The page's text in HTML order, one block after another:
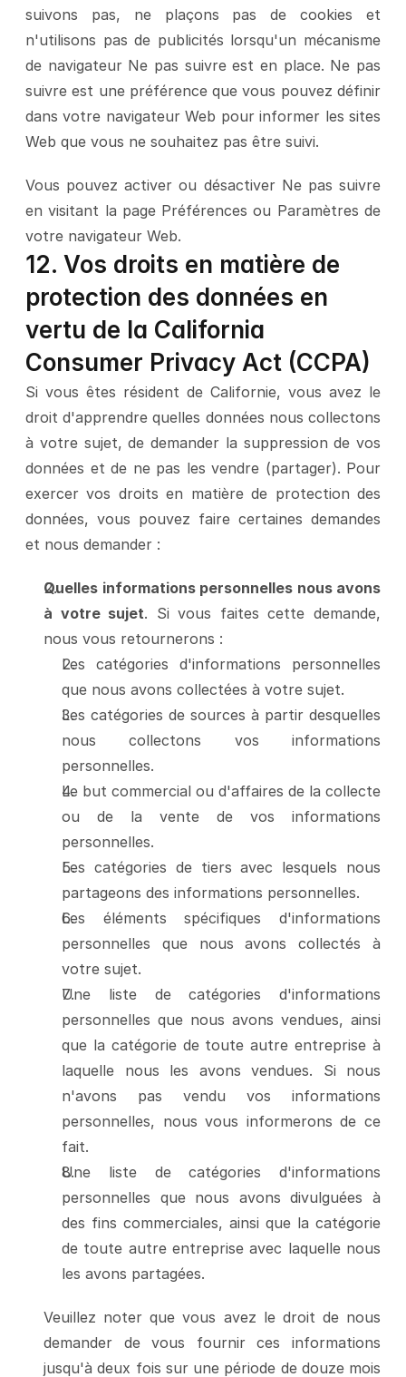
suivons pas, ne plaçons pas de cookies et
n'utilisons pas de publicités lorsqu'un mécanisme
de navigateur Ne pas suivre est en place. Ne pas
suivre est une préférence que vous pouvez définir
dans votre navigateur Web pour informer les sites
Web que vous ne souhaitez pas être suivi.
Vous pouvez activer ou désactiver Ne pas suivre
en visitant la page Préférences ou Paramètres de
votre navigateur Web.
12. Vos droits en matière de
protection des données en
vertu de la California
Consumer Privacy Act (CCPA)
Si vous êtes résident de Californie, vous avez le
droit d'apprendre quelles données nous collectons
à votre sujet, de demander la suppression de vos
données et de ne pas les vendre (partager). Pour
exercer vos droits en matière de protection des
données, vous pouvez faire certaines demandes
et nous demander :
Quelles informations personnelles nous avons
à votre sujet. Si vous faites cette demande,
nous vous retournerons :
Les catégories d'informations personnelles
que nous avons collectées à votre sujet.
Les catégories de sources à partir desquelles
nous collectons vos informations
personnelles.
Le but commercial ou d'affaires de la collecte
ou de la vente de vos informations
personnelles.
Les catégories de tiers avec lesquels nous
partageons des informations personnelles.
Les éléments spécifiques d'informations
personnelles que nous avons collectés à
votre sujet.
Une liste de catégories d'informations
personnelles que nous avons vendues, ainsi
que la catégorie de toute autre entreprise à
laquelle nous les avons vendues. Si nous
n'avons pas vendu vos informations
personnelles, nous vous informerons de ce
fait.
Une liste de catégories d'informations
personnelles que nous avons divulguées à
des fins commerciales, ainsi que la catégorie
de toute autre entreprise avec laquelle nous
les avons partagées.
Veuillez noter que vous avez le droit de nous
demander de vous fournir ces informations
jusqu'à deux fois sur une période de douze mois